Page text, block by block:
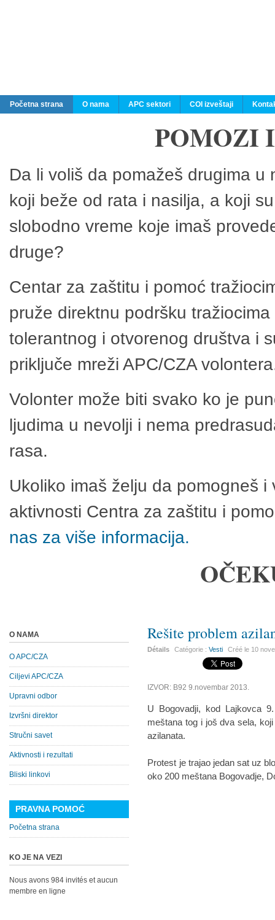
Početna strana O nama APC sektori COI izveštaji
POMOZI
Da li voliš da pomažeš drugima
koji beže od rata i nasilja, a koji
slobodno vreme koje imaš
druge?
Centar za zaštitu i pomoć
pruže direktnu podršku
tolerantnog i otvorenog društva i
priključe mreži APC/CZA
Volonter može biti svako ko je
ljudima u nevolji i nema
rasa.
Ukoliko imaš želju da pomogneš
aktivnosti Centra za zaštitu i
nas za više informacija.
Rešite problem
Détails Catégorie :Vesti Créé le 10
IZVOR: B92 9.novembar 2013.
U Bogovadji, kod Lajkovca
meštana tog i još dva sela,
azilanata.
Protest je trajao jedan sat uz
oko 200 meštana Bogovadje,
O NAMA
O APC/CZA
Ciljevi APC/CZA
Upravni odbor
Izvršni direktor
Stručni savet
Aktivnosti i rezultati
Bliski linkovi
PRAVNA POMOĆ
Početna strana
KO JE NA VEZI
Nous avons 984 invités et aucun
membre en ligne